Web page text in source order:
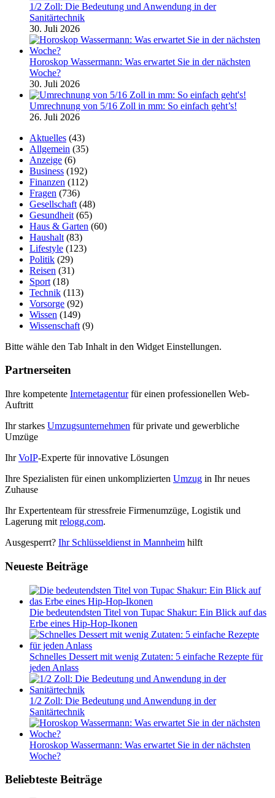
1/2 Zoll: Die Bedeutung und Anwendung in der
Sanitärtechnik
30. Juli 2026
Horoskop Wassermann: Was erwartet Sie in der nächsten
Woche?
30. Juli 2026
Umrechnung von 5/16 Zoll in mm: So einfach geht’s!
26. Juli 2026
Aktuelles (43)
Allgemein (35)
Anzeige (6)
Business (192)
Finanzen (112)
Fragen (736)
Gesellschaft (48)
Gesundheit (65)
Haus & Garten (60)
Haushalt (83)
Lifestyle (123)
Politik (29)
Reisen (31)
Sport (18)
Technik (113)
Vorsorge (92)
Wissen (149)
Wissenschaft (9)
Bitte wähle den Tab Inhalt in den Widget Einstellungen.
Partnerseiten
Ihre kompetente Internetagenturfür einen professionellen Web-
Auftritt
Ihr starkes Umzugsunternehmen für private und gewerbliche
Umzüge
IhrVoIP-Experte für innovative Lösungen
Ihre Spezialisten für einen unkomplizierten Umzug in Ihr neues
Zuhause
Ihr Expertenteam für stressfreie Firmenumzüge, Logistik und
Lagerung mit relogg.com.
Ausgesperrt? Ihr Schlüsseldienst in Mannheim hilft
Neueste Beiträge
Die bedeutendsten Titel von Tupac Shakur: Ein Blick auf das
Erbe eines Hip-Hop-Ikonen
Schnelles Dessert mit wenig Zutaten: 5 einfache Rezepte für
jeden Anlass
1/2 Zoll: Die Bedeutung und Anwendung in der
Sanitärtechnik
Horoskop Wassermann: Was erwartet Sie in der nächsten
Woche?
Beliebteste Beiträge